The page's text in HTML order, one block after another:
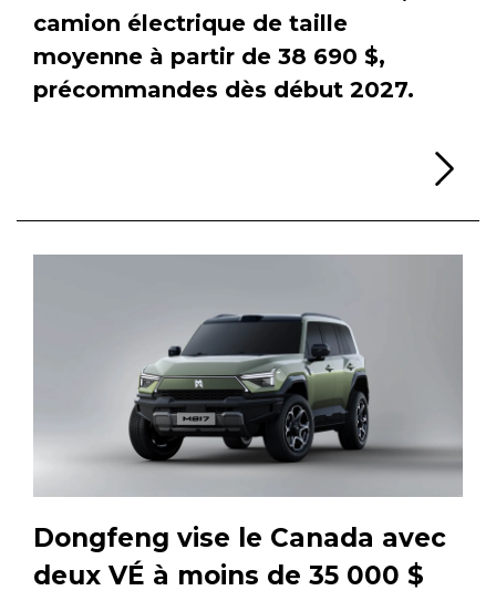
camion électrique de taille
moyenne à partir de 38 690 $,
précommandes dès début 2027.
Dongfeng vise le Canada avec
deux VÉ à moins de 35 000 $